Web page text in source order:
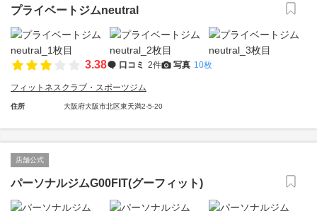
プライベートジムneutral
3.38 口コミ 2件 写真 10枚
フィットネスクラブ・スポーツジム
住所 大阪府大阪市北区東天満2-5-20
店舗公式
パーソナルジムG00FIT(グーフィット)